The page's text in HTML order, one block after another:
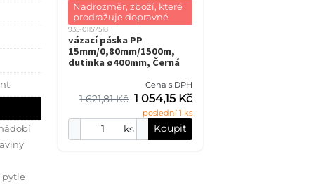
pytle
Nadrozměr, zboží, které
prodražuje dopravné
935-01157518
vázací páska PP
15mm/0,80mm/1500m,
dutinka ø400mm, Černá
Cena s DPH
1 621,81 Kč 1 054,15 Kč
poslední 1 ks
ks Koupit